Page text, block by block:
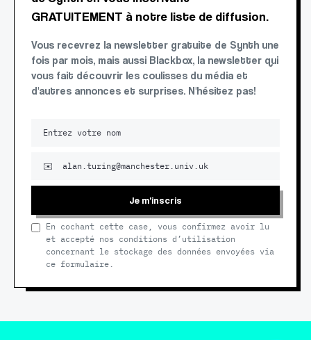
GRATUITEMENT à notre liste de diffusion.
Vous recevrez la newsletter gratuite de Synth une
fois par mois, mais aussi Blackbox, la newsletter qui
vous fait découvrir les coulisses du média et
d'autres annonces et surprises. N'hésitez pas!
Je m'inscris
En cochant cette case, vous confirmez avoir lu
et accepté nos conditions d’utilisation
concernant le stockage des données envoyées via
ce formulaire.